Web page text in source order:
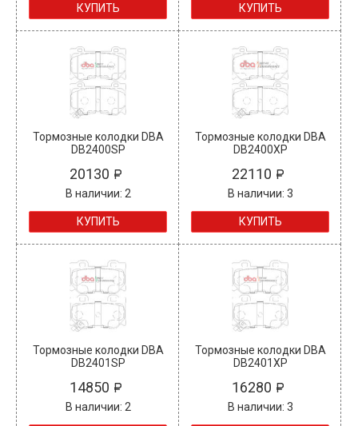
КУПИТЬ КУПИТЬ
Тормозные колодки DBA
DB2400SP
20130
В наличии: 2
КУПИТЬ
Тормозные колодки DBA
DB2400XP
22110
В наличии: 3
КУПИТЬ
Тормозные колодки DBA
DB2401SP
14850
В наличии: 2
Тормозные колодки DBA
DB2401XP
16280
В наличии: 3